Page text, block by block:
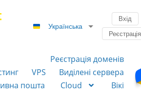
Українська
Вхід
Реєстрація
Реєстрація доменів
VPS
Виділені сервера
пошта
Cloud
Вікі